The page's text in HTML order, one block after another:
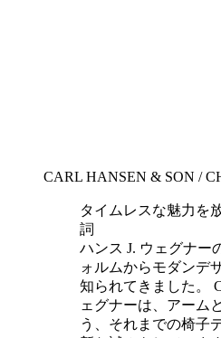
CARL HANSEN & SON /
タイムレスな魅力を
詞
ハンス J. ウェグナー
ォルムからモダンデ
知られてきました。
ェグナーは、アーム
う、それまでの椅子